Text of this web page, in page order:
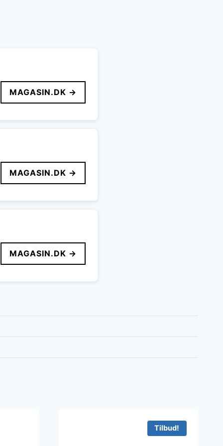
MAGASIN.DK →
MAGASIN.DK →
MAGASIN.DK →
Tilbud!